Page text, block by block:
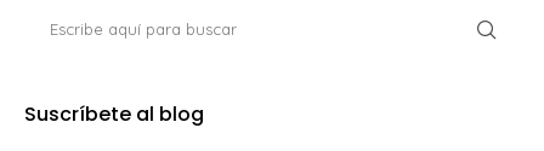
Suscríbete al blog